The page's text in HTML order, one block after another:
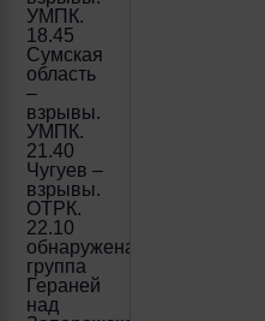
УМПК.
18.45
Сумская
область
–
взрывы.
УМПК.
21.40
Чугуев –
взрывы.
ОТРК.
22.10
обнаружена
группа
Гераней
над